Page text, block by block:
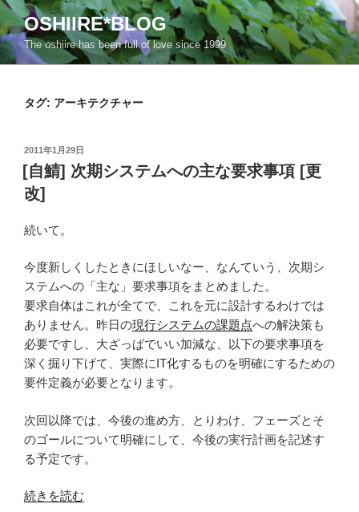
コ
ン
テ
ン
OSHIIRE*BLOG
The oshiire has been full of love since 1999
タグ: アーキテクチャー
投
稿
日:
2011年1月29日
[自鯖] 次期システムへの主な要求事項 [更
改]
続いて。
今度新しくしたときにほしいなー、なんていう、次期シ
ステムへの「主な」要求事項をまとめました。
要求自体はこれが全てで、これを元に設計するわけでは
ありません。昨日の現行システムの課題点への解決策も
必要ですし、大ざっぱでいい加減な、以下の要求事項を
深く掘り下げて、実際にIT化するものを明確にするための
要件定義が必要となります。
次回以降では、今後の進め方、とりわけ、フェーズとそ
のゴールについて明確にして、今後の実行計画を記述す
る予定です。
“[自
続きを読む